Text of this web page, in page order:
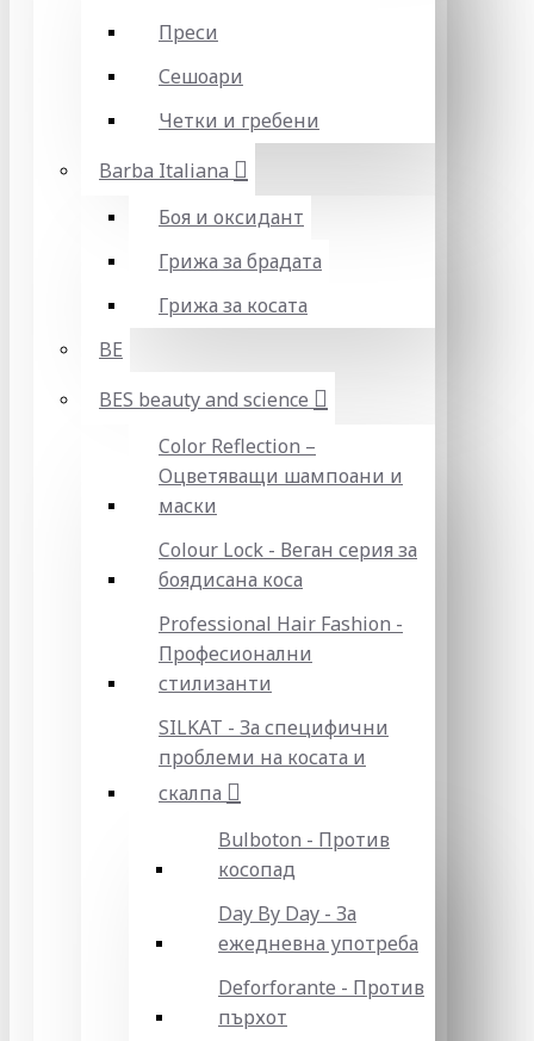
Преси
Сешоари
Четки и гребени
Barba Italiana
Боя и оксидант
Грижа за брадата
Грижа за косата
BE
BES beauty and science
Color Reflection –
Оцветяващи шампоани и
маски
Colour Lock - Веган серия за
боядисана коса
Professional Hair Fashion -
Професионални
стилизанти
SILKAT - За специфични
проблеми на косата и
скалпа
Bulboton - Против
косопад
Day By Day - За
ежедневна употреба
Deforforante - Против
пърхот